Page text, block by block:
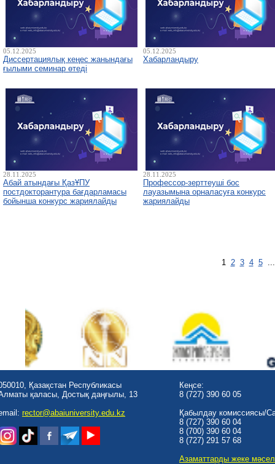
05.12.2025
Диссертациялық кеңес жанындағы
ғылыми семинар өтеді
05.12.2025
Хабарландыру
28.11.2025
Абай атындағы ҚазҰПУ
постдокторантура бағдарламасы
бойынша конкурс жариялайды
28.11.2025
Профессор-зерттеуші бос
лауазымына орналасуға конкурс
жариялайды
1 2 3 4 5
Қазақстан Республикасы
қаласы, Достық даңғылы, 13
rector@abaiuniversity.edu.kz
Кеңсе:
8 (727) 390 60 05
Қабылдау комиссиясы/
8 (727) 390 60 04
8 (700) 390 60 04
8 (727) 291 57 68
Азаматтарды жеке